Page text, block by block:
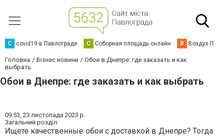
C covid19 в Павлограде С Соборная площадь онлайн В Воздух
Головна Бізнес новини
Обои в Днепре: где заказать и как
выбрать
Обои в Днепре: где заказать и как выбрать
09:53, 23 листопада 2023 р.
Загальний розділ
Ищете качественные обои с доставкой в Днепре? Тогда